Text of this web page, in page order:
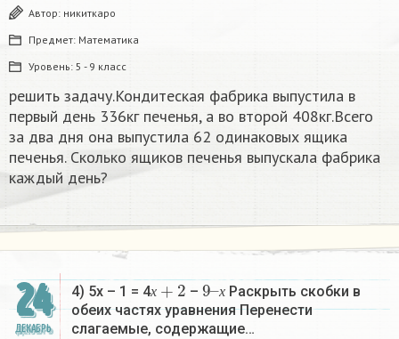
Автор: никиткаро
Предмет: Математика
Уровень: 5 - 9 класс
решить задачу.Кондитеская фабрика выпустила в
первый день 336кг печенья, а во второй 408кг.Всего
за два дня она выпустила 62 одинаковых ящика
печенья. Сколько ящиков печенья выпускала фабрика
каждый день?
24
ДЕКАБРЬ
4) 5х – 1 = 4х
х+2
– х
9–
х
Раскрыть скобки в
обеих частях уравнения Перенести
слагаемые, содержащие…